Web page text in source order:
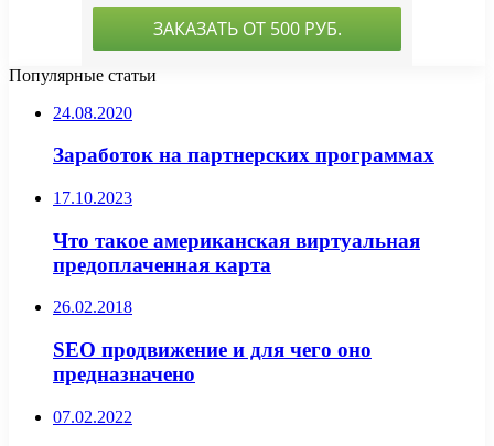
Популярные статьи
24.08.2020
Заработок на партнерских программах
17.10.2023
Что такое американская виртуальная
предоплаченная карта
26.02.2018
SEO продвижение и для чего оно
предназначено
07.02.2022